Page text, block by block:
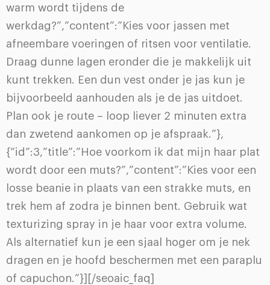
warm wordt tijdens de
werkdag?”,”content”:”Kies voor jassen met
afneembare voeringen of ritsen voor ventilatie.
Draag dunne lagen eronder die je makkelijk uit
kunt trekken. Een dun vest onder je jas kun je
bijvoorbeeld aanhouden als je de jas uitdoet.
Plan ook je route – loop liever 2 minuten extra
dan zwetend aankomen op je afspraak.”},
{“id”:3,”title”:”Hoe voorkom ik dat mijn haar plat
wordt door een muts?”,”content”:”Kies voor een
losse beanie in plaats van een strakke muts, en
trek hem af zodra je binnen bent. Gebruik wat
texturizing spray in je haar voor extra volume.
Als alternatief kun je een sjaal hoger om je nek
dragen en je hoofd beschermen met een paraplu
of capuchon.”}][/seoaic_faq]